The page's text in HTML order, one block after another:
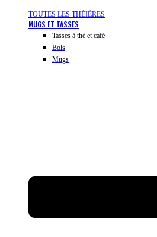
TOUTES LES THÉIÈRES
MUGS ET TASSES
Tasses à thé et café
Bols
Mugs